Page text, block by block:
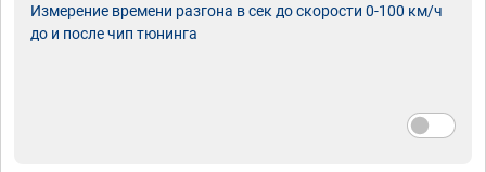
Измерение времени разгона в сек до скорости 0-100 км/ч
до и после чип тюнинга